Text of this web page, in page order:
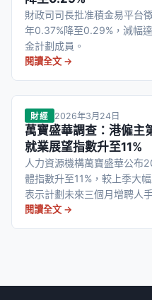
財政司司長批准積金易平台
年0.37%降至0.29%，減幅
金計劃成員。
閱讀全文 →
財經 2026年3月24日
萬寶盛華調查：港僱
就業展望指數升至11%
人力資源機構萬寶盛華公布
體指數升至11%，較上季大
表示計劃未來三個月增聘人
閱讀全文 →